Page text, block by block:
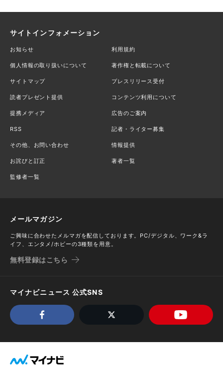
サイトインフォメーション
お知らせ 利用規約
個人情報の取り扱いについて 著作権と転載について
サイトマップ プレスリリース受付
読者プレゼント提供 コンテンツ利用について
提携メディア 広告のご案内
RSS 記者・ライター募集
その他、お問い合わせ 情報提供
お詫びと訂正 著者一覧
監修者一覧
メールマガジン
ご興味に合わせたメルマガを配信しております。PC/デジタル、ワーク&ラ
イフ、エンタメ/ホビーの3種類を用意。
無料登録はこちら
マイナビニュース 公式SNS